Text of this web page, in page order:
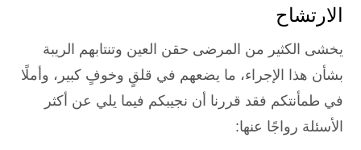
الارتشاح
يخشى الكثير من المرضى حقن العين وتنتابهم الريبة
بشأن هذا الإجراء، ما يضعهم في قلقٍ وخوفٍ كبير، وأملًا
في طمأنتكم فقد قررنا أن نجيبكم فيما يلي عن أكثر
الأسئلة رواجًا عنها: